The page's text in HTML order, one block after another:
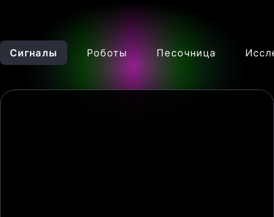
Сигналы Роботы Песочница